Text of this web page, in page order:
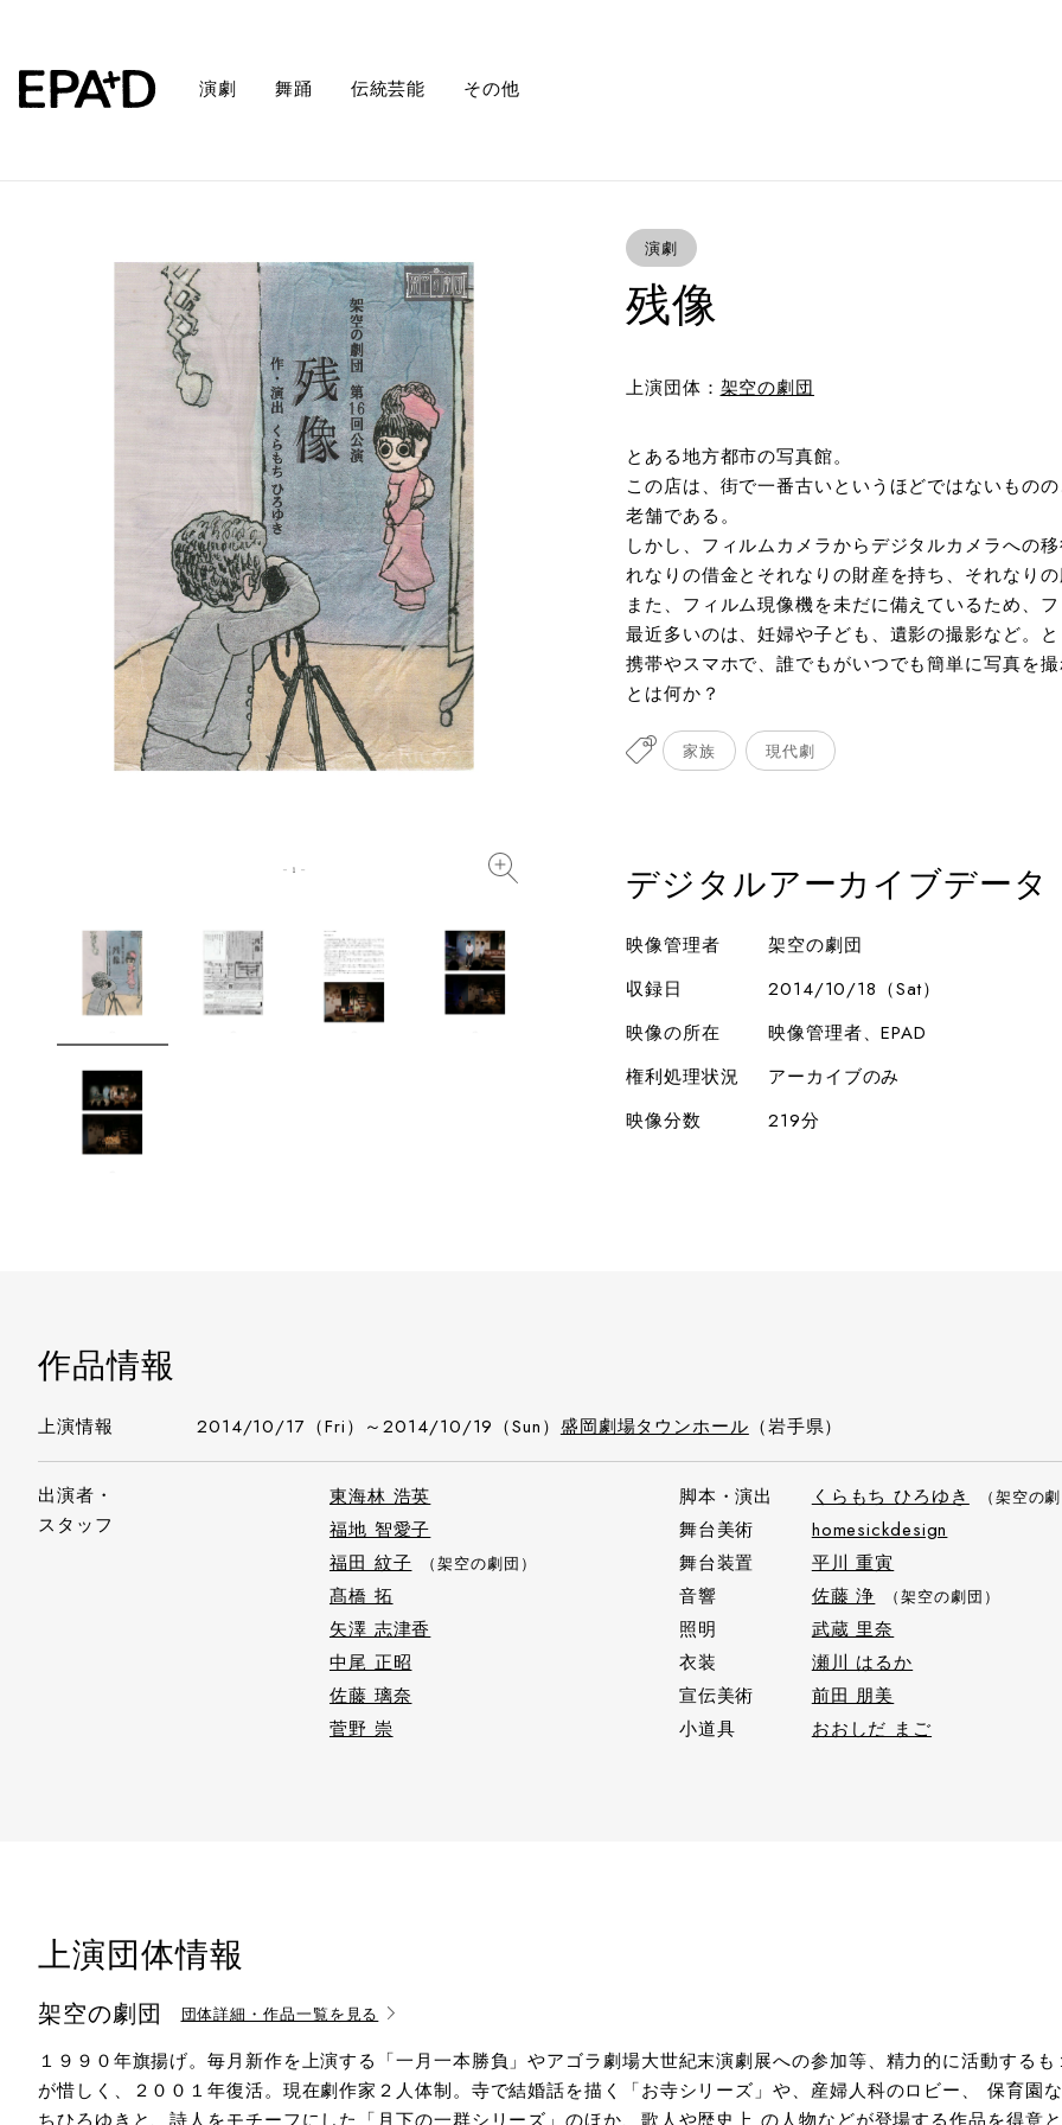
演劇 舞踊 伝統芸能 その他
演劇
残像
上演団体： 架空の劇団
とある地方都市の写真館。
この店は、街で一番古いというほどではないもの
老舗である。
しかし、フィルムカメラからデジタルカメラへの
れなりの借金とそれなりの財産を持ち、それなり
また、フィルム現像機を未だに備えているため、
最近多いのは、妊婦や子ども、遺影の撮影など。
携帯やスマホで、誰でもがいつでも簡単に写真を
とは何か？
家族 現代劇
デジタルアーカイブデータ
映像管理者
架空の劇団
収録日
2014/10/18（Sat）
映像の所在
映像管理者、EPAD
権利処理状況
アーカイブのみ
映像分数
219分
作品情報
上演情報 2014/10/17（Fri）～2014/10/19（Sun） 盛岡劇場タウンホール （岩手県）
出演者・
スタッフ
東海林 浩英
福地 智愛子
福田 紋子
（架空の劇団）
髙橋 拓
矢澤 志津香
中尾 正昭
佐藤 璃奈
菅野 崇
脚本・演出 くらもち ひろゆき （架空の
舞台美術
homesickdesign
舞台装置
平川 重寅
音響
佐藤 浄 （架空の劇団）
照明
武蔵 里奈
衣装
瀬川 はるか
宣伝美術
前田 朋美
小道具
おおしだ まご
上演団体情報
架空の劇団 団体詳細・作品一覧を見る
１９９０年旗揚げ。毎月新作を上演する「一月一本勝負」やアゴラ劇場大世紀末演劇展への参加等、精力的に活動する
が惜しく、２００１年復活。現在劇作家２人体制。寺で結婚話を描く「お寺シリーズ」や、産婦人科のロビー、 保育園